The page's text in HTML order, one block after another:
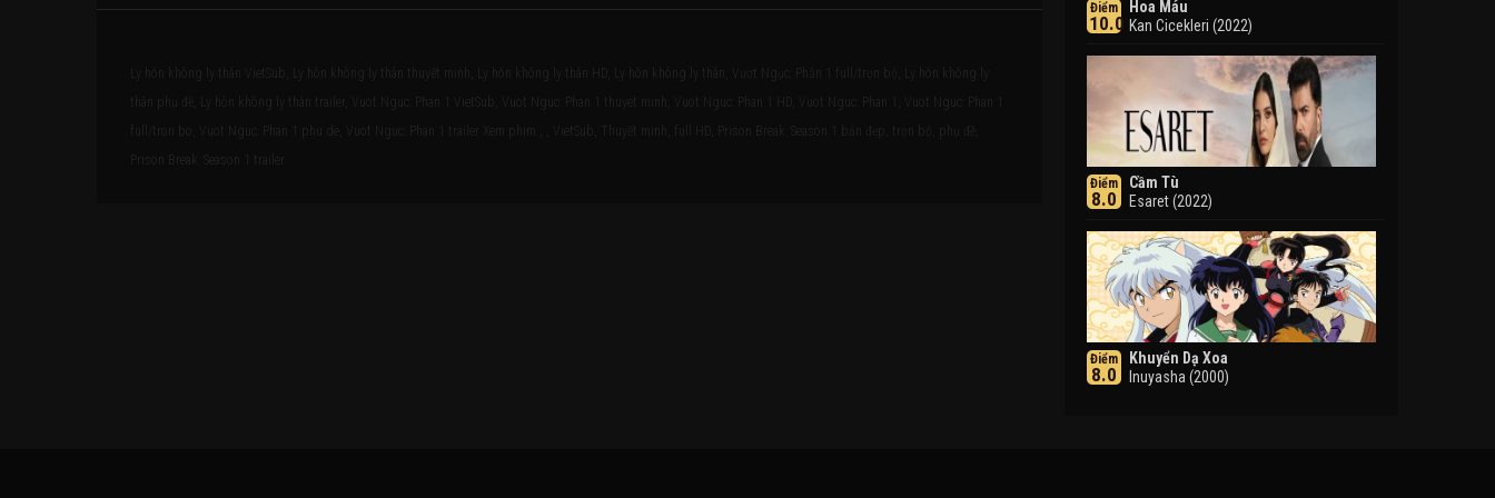
Ly hôn không ly thân VietSub, Ly hôn không ly thân thuyết minh, Ly hôn không ly thân HD, Ly hôn không ly thân, Vượt Ngục: Phần 1 full/trọn bộ, Ly hôn không ly
thân phụ đề, Ly hôn không ly thân trailer, Vuot Nguc: Phan 1 VietSub, Vuot Nguc: Phan 1 thuyet minh, Vuot Nguc: Phan 1 HD, Vuot Nguc: Phan 1, Vuot Nguc: Phan 1
full/tron bo, Vuot Nguc: Phan 1 phu de, Vuot Nguc: Phan 1 trailer Xem phim , , VietSub, Thuyết minh, full HD, Prison Break: Season 1 bản đẹp, trọn bộ, phụ đề,
Prison Break: Season 1 trailer
Điểm
10.0
Hoa Máu
Kan Cicekleri (2022)
Điểm
8.0
Cầm Tù
Esaret (2022)
Điểm
8.0
Khuyển Dạ Xoa
Inuyasha (2000)